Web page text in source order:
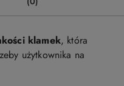
klamek, która
użytkownika na